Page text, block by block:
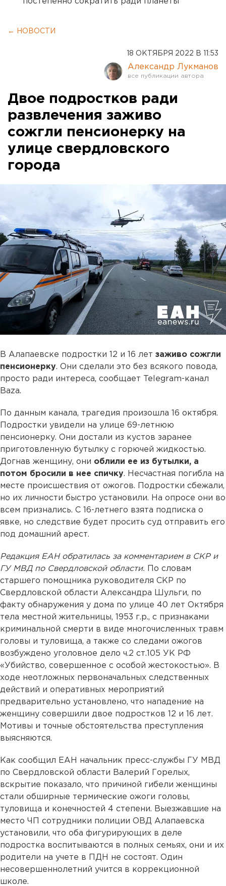
← НОВОСТИ
18 ОКТЯБРЯ 2022 В 11:53
Александр Лукманов
Двое подростков ради
развлечения заживо
сожгли пенсионерку на
улице свердловского
города
В Алапаевске подростки 12 и 16 лет заживо сожгли
пенсионерку. Они сделали это без всякого повода,
просто ради интереса, сообщает Telegram-канал
Baza.
По данным канала, трагедия произошла 16 октября.
Подростки увидели на улице 69-летнюю
пенсионерку. Они достали из кустов заранее
приготовленную бутылку с горючей жидкостью.
Догнав женщину, они облили ее из бутылки, а
потом бросили в нее спичку. Несчастная погибла на
месте происшествия от ожогов. Подростки сбежали,
но их личности быстро установили. На опросе они во
всем признались. С 16-летнего взята подписка о
явке, но следствие будет просить суд отправить его
под домашний арест.
Редакция ЕАН обратилась за комментарием в СКР и
ГУ МВД по Свердловской области.
По словам
старшего помощника руководителя СКР по
Свердловской области Александра Шульги, по
факту обнаружения у дома по улице 40 лет Октября
тела местной жительницы, 1953 г.р., с признаками
криминальной смерти в виде многочисленных травм
головы и туловища, а также со следами ожогов
возбуждено уголовное дело ч.2 ст.105 УК РФ
«Убийство, совершенное с особой жестокостью». В
ходе неотложных первоначальных следственных
действий и оперативных мероприятий
предварительно установлено, что нападение на
женщину совершили двое подростков 12 и 16 лет.
Мотивы и точные обстоятельства преступления
выясняются.
Как сообщил ЕАН начальник пресс-службы ГУ МВД
по Свердловской области Валерий Горелых,
вскрытие показало, что причиной гибели женщины
стали обширные термические ожоги головы,
туловища и конечностей 4 степени. Выезжавшие на
место ЧП сотрудники полиции ОВД Алапаевска
установили, что оба фигурирующих в деле
подростка воспитываются в полных семьях, они и их
родители на учете в ПДН не состоят. Один
несовершеннолетний учится в коррекционной
школе.